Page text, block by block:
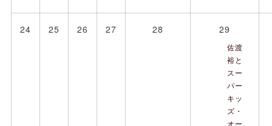
24 25 26 27 28 29
佐渡
裕と
スー
パー
キッ
ズ・
オー